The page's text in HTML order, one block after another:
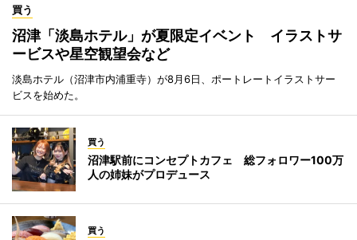
買う
沼津「淡島ホテル」が夏限定イベント イラストサ
ービスや星空観望会など
淡島ホテル（沼津市内浦重寺）が8月6日、ポートレートイラストサー
ビスを始めた。
買う
沼津駅前にコンセプトカフェ 総フォロワー100万
人の姉妹がプロデュース
買う